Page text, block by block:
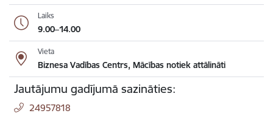
Laiks
9.00–14.00
Vieta
Biznesa Vadības Centrs, Mācības notiek attālināti
Jautājumu gadījumā sazināties:
24957818